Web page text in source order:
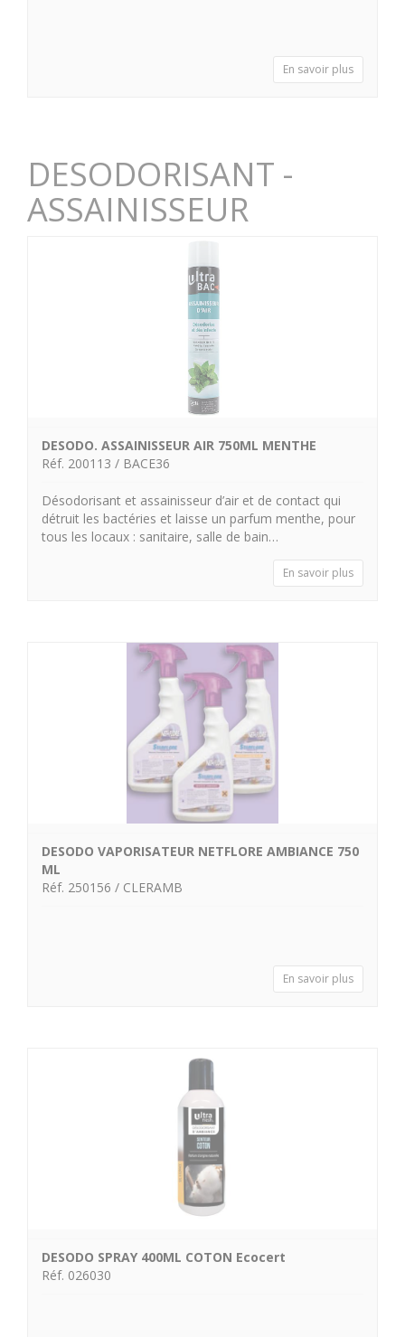
En savoir plus
DESODORISANT -
ASSAINISSEUR
DESODO. ASSAINISSEUR AIR 750ML MENTHE
Réf. 200113 / BACE36
Désodorisant et assainisseur d’air et de contact qui
détruit les bactéries et laisse un parfum menthe, pour
tous les locaux : sanitaire, salle de bain…
En savoir plus
DESODO VAPORISATEUR NETFLORE AMBIANCE 750
ML
Réf. 250156 / CLERAMB
En savoir plus
DESODO SPRAY 400ML COTON Ecocert
Réf. 026030